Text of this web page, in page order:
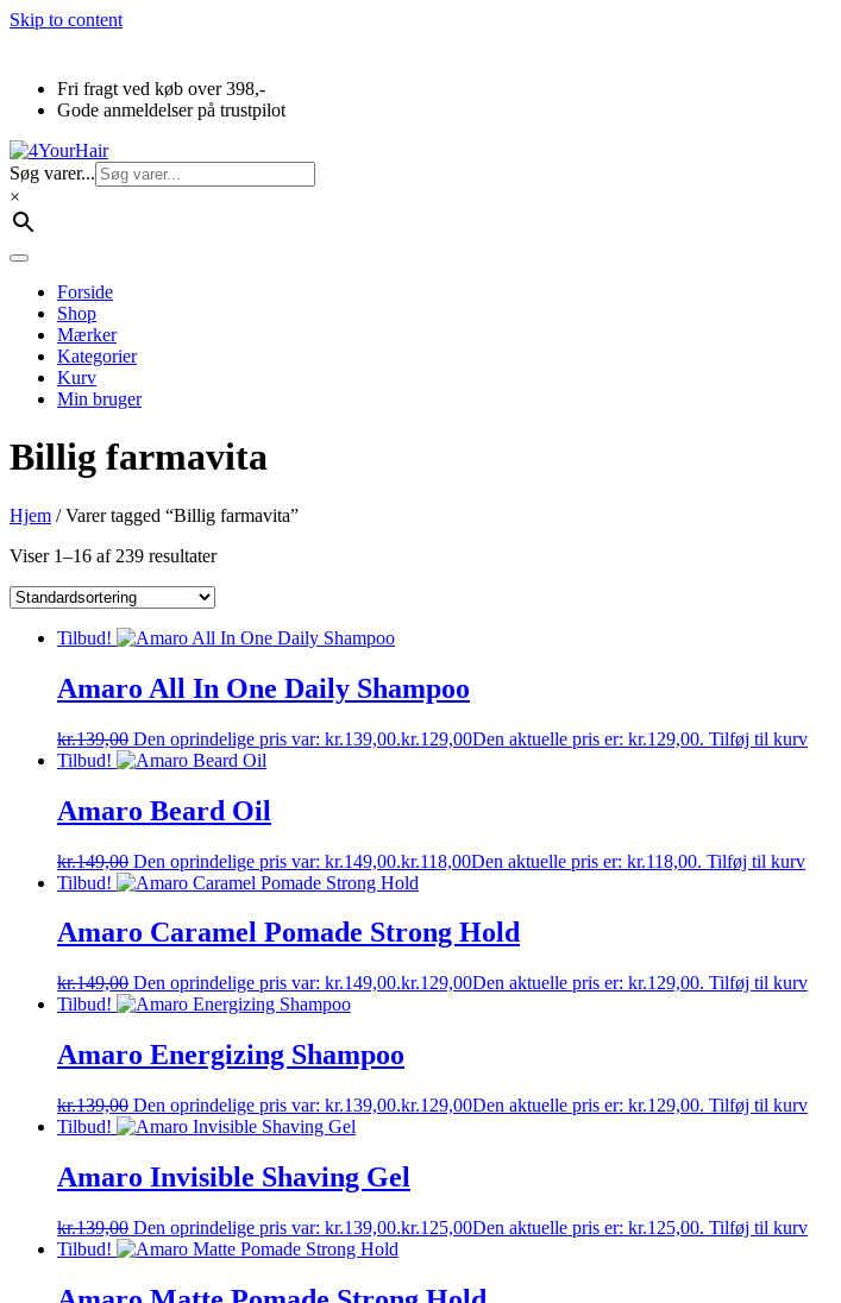
Skip to content
Fri fragt ved køb over 398,-
Gode anmeldelser på trustpilot
Søg varer...
×
Forside
Shop
Mærker
Kategorier
Kurv
Min bruger
Billig farmavita
Hjem / Varer tagged “Billig farmavita”
Viser 1–16 af 239 resultater
Tilbud!
Amaro All In One Daily Shampoo
kr.139,00 Den oprindelige pris var: kr.139,00.kr.129,00Den aktuelle pris er: kr.129,00. Tilføj til kurv
Tilbud!
Amaro Beard Oil
kr.149,00 Den oprindelige pris var: kr.149,00.kr.118,00Den aktuelle pris er: kr.118,00. Tilføj til kurv
Tilbud!
Amaro Caramel Pomade Strong Hold
kr.149,00 Den oprindelige pris var: kr.149,00.kr.129,00Den aktuelle pris er: kr.129,00. Tilføj til kurv
Tilbud!
Amaro Energizing Shampoo
kr.139,00 Den oprindelige pris var: kr.139,00.kr.129,00Den aktuelle pris er: kr.129,00. Tilføj til kurv
Tilbud!
Amaro Invisible Shaving Gel
kr.139,00 Den oprindelige pris var: kr.139,00.kr.125,00Den aktuelle pris er: kr.125,00. Tilføj til kurv
Tilbud!